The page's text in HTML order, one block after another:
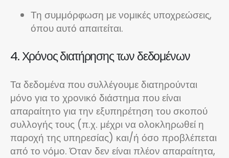
Τη συμμόρφωση με νομικές υποχρεώσεις,
όπου αυτό απαιτείται.
4. Χρόνος διατήρησης των δεδομένων
Τα δεδομένα που συλλέγουμε διατηρούνται
μόνο για το χρονικό διάστημα που είναι
απαραίτητο για την εξυπηρέτηση του σκοπού
συλλογής τους (π.χ. μέχρι να ολοκληρωθεί η
παροχή της υπηρεσίας) και/ή όσο προβλέπεται
από το νόμο. Όταν δεν είναι πλέον απαραίτητα,